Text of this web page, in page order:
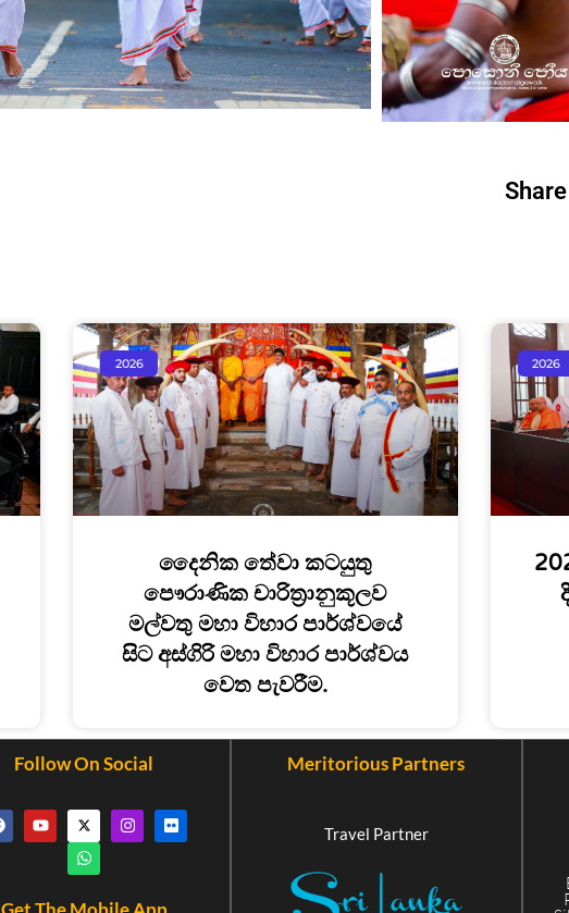
2026
දෛනික තේවා කටයුතු
පෞරාණික චාරිත්‍රානුකූලව
මල්වතු මහා විහාර පාර්ශ්වයේ
සිට අස්ගිරි මහා විහාර පාර්ශ්වය
වෙත පැවරීම.
2026
Follow On Social Meritorious Partners
Travel Partner